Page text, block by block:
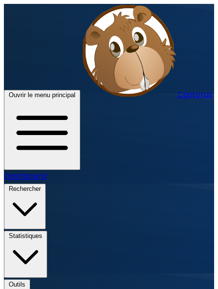
Ouvrir le menu principal Castorus
Dashboard
Rechercher
Statistiques
Outils